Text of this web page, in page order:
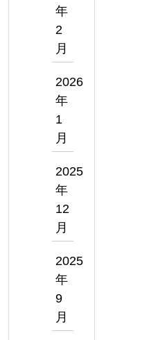
年
2
月
2026
年
1
月
2025
年
12
月
2025
年
9
月